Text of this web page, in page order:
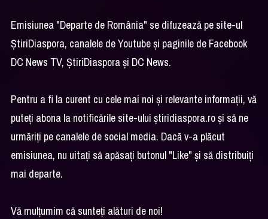
Emisiunea "Departe de România" se difuzează pe site-ul
ȘtiriDiaspora, canalele de Youtube și paginile de Facebook
DC News TV, ȘtiriDiaspora și DC News.
Pentru a fi la curent cu cele mai noi și relevante informații, vă
puteți abona la notificările site-ului știridiaspora.ro și să ne
urmăriți pe canalele de social media. Dacă v-a plăcut
emisiunea, nu uitați să apăsați butonul "Like" și să distribuiți
mai departe.
Vă mulțumim că sunteți alături de noi!